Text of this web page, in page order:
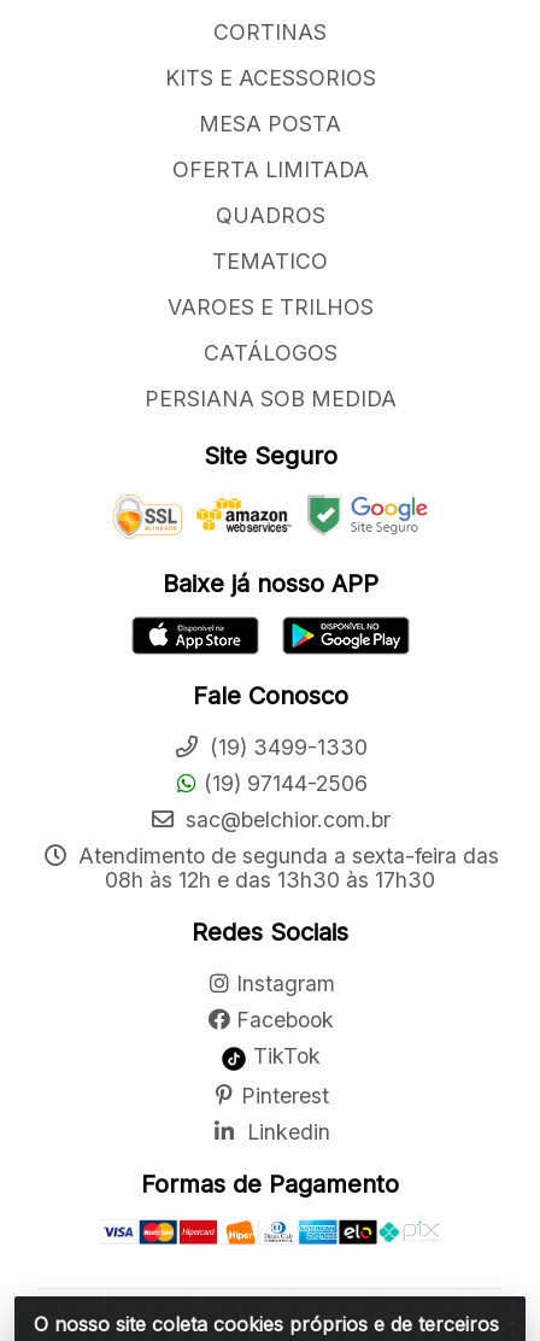
O nosso site coleta cookies próprios e de terceiros
CORTINAS
KITS E ACESSORIOS
MESA POSTA
OFERTA LIMITADA
QUADROS
TEMATICO
VAROES E TRILHOS
CATÁLOGOS
PERSIANA SOB MEDIDA
Site Seguro
Baixe já nosso APP
Fale Conosco
(19) 3499-1330
(19) 97144-2506
sac@belchior.com.br
Atendimento de segunda a sexta-feira das
08h às 12h e das 13h30 às 17h30
Redes Sociais
Instagram
Facebook
TikTok
Pinterest
Linkedin
Formas de Pagamento
Belchior Cortinas e Acessórios LTDA - R: Rua